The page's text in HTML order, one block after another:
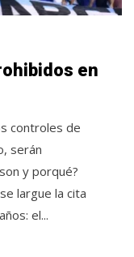
en
controles de
serán
y porqué?
largue la cita
el...